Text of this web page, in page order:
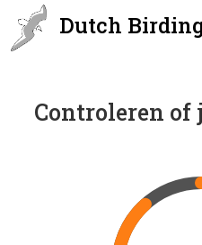
Dutch
Controleren of